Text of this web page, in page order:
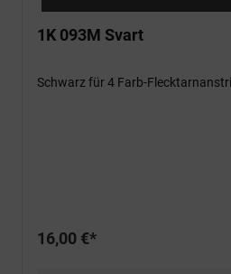
1K 093M Svart
Schwarz für 4 Farb-
16,00 €*